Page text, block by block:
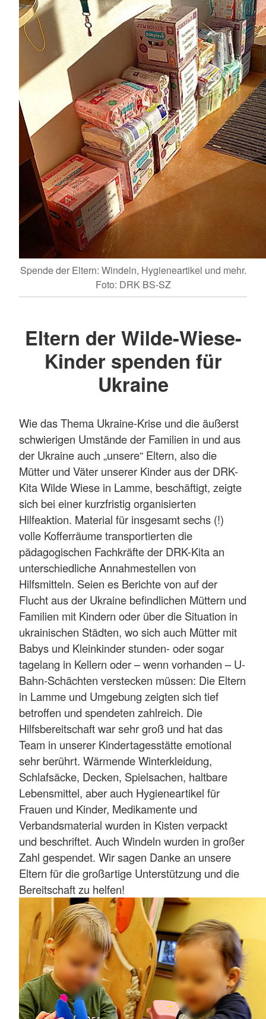
Spende der Eltern: Windeln, Hygieneartikel und mehr.
Foto: DRK BS-SZ
Eltern der Wilde-Wiese-
Kinder spenden für
Ukraine
Wie das Thema Ukraine-Krise und die äußerst
schwierigen Umstände der Familien in und aus
der Ukraine auch „unsere“ Eltern, also die
Mütter und Väter unserer Kinder aus der DRK-
Kita Wilde Wiese in Lamme, beschäftigt, zeigte
sich bei einer kurzfristig organisierten
Hilfeaktion. Material für insgesamt sechs (!)
volle Kofferräume transportierten die
pädagogischen Fachkräfte der DRK-Kita an
unterschiedliche Annahmestellen von
Hilfsmitteln. Seien es Berichte von auf der
Flucht aus der Ukraine befindlichen Müttern und
Familien mit Kindern oder über die Situation in
ukrainischen Städten, wo sich auch Mütter mit
Babys und Kleinkinder stunden- oder sogar
tagelang in Kellern oder – wenn vorhanden – U-
Bahn-Schächten verstecken müssen: Die Eltern
in Lamme und Umgebung zeigten sich tief
betroffen und spendeten zahlreich. Die
Hilfsbereitschaft war sehr groß und hat das
Team in unserer Kindertagesstätte emotional
sehr berührt. Wärmende Winterkleidung,
Schlafsäcke, Decken, Spielsachen, haltbare
Lebensmittel, aber auch Hygieneartikel für
Frauen und Kinder, Medikamente und
Verbandsmaterial wurden in Kisten verpackt
und beschriftet. Auch Windeln wurden in großer
Zahl gespendet. Wir sagen Danke an unsere
Eltern für die großartige Unterstützung und die
Bereitschaft zu helfen!